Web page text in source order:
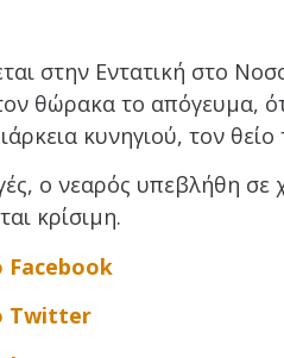
στην Εντατική στο
θώρακα το απόγευμα,
κυνηγιού, τον θείο
ο νεαρός υπεβλήθη σε
κρίσιμη.
Facebook
Twitter